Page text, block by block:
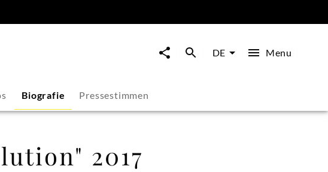
DE Menu
Biografie Pressestimmen
2017